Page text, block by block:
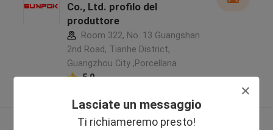
Lasciate un messaggio
Ti richiameremo presto!
Co., Ltd. profilo del
produttore
Room 322, No. 13 Guangshan
2nd Road, Tianhe District,
Guangzhou City ,Porcellana
5.0
Osservi più